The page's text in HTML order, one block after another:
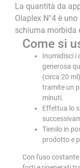
La quantità da
Olaplex N°4 è
schiuma morbida
Come si
Inumidisci i
generosa
(circa 20
tramite un
minuti.
Effettua lo
Tienilo in
prodotto e
Con l'uso